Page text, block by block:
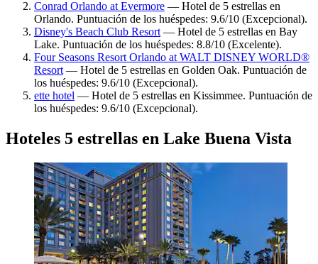
Conrad Orlando at Evermore — Hotel de 5 estrellas en
Orlando. Puntuación de los huéspedes: 9.6/10 (Excepcional).
Disney's Beach Club Resort — Hotel de 5 estrellas en Bay
Lake. Puntuación de los huéspedes: 8.8/10 (Excelente).
Four Seasons Resort Orlando at WALT DISNEY WORLD®
Resort — Hotel de 5 estrellas en Golden Oak. Puntuación de
los huéspedes: 9.6/10 (Excepcional).
ette hotel — Hotel de 5 estrellas en Kissimmee. Puntuación de
los huéspedes: 9.6/10 (Excepcional).
Hoteles 5 estrellas en Lake Buena Vista